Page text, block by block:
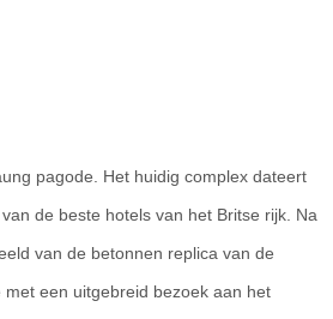
pagode. Het huidig complex dateert
de beste hotels van het Britse rijk. Na
van de betonnen replica van de
een uitgebreid bezoek aan het